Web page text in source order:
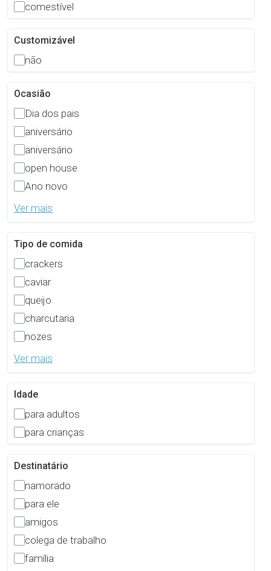
comestível
Customizável
não
Ocasião
Dia dos pais
aniversário
aniversário
open house
Ano novo
Ver mais
Tipo de comida
crackers
caviar
queijo
charcutaria
nozes
Ver mais
Idade
para adultos
para crianças
Destinatário
namorado
para ele
amigos
colega de trabalho
família